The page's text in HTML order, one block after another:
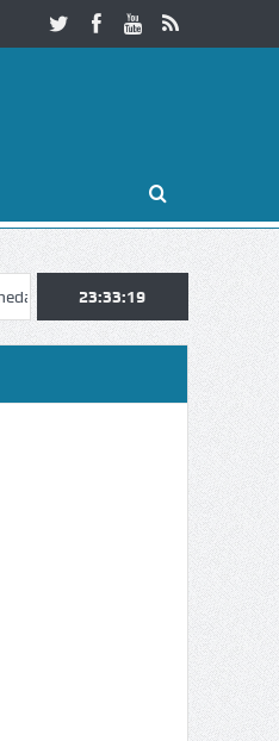
Esposende. Galaicofolia atrai
23:33:20